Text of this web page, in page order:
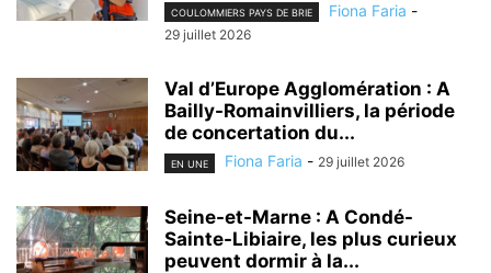
COULOMMIERS PAYS DE BRIE Fiona Faria -
29 juillet 2026
Val d’Europe Agglomération : A
Bailly-Romainvilliers, la période
de concertation du...
EN UNE Fiona Faria - 29 juillet 2026
Seine-et-Marne : A Condé-
Sainte-Libiaire, les plus curieux
peuvent dormir à la...